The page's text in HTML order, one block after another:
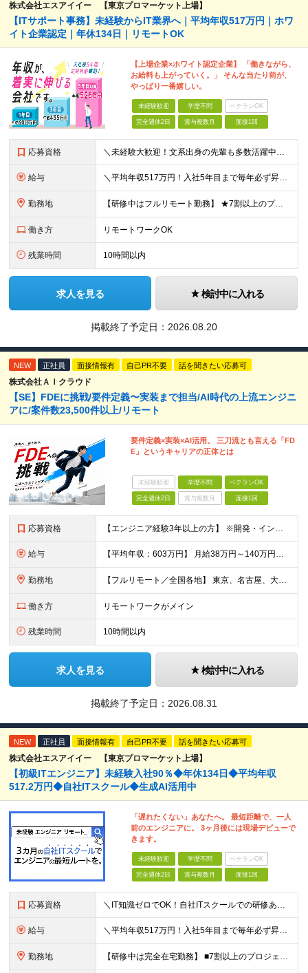
株式会社エスアイイー 【東京プロマーケット上場】
【ITサポート事務】未経験からIT業界へ｜平均年収517万円｜ホワ
イト企業認定｜年休134日｜リモートOK
【上場企業×ホワイト認定企業】 「働きながら、
お給料も上がっていく。」 そんな当たり前が、
やっぱり一番嬉しい。
未経験歓迎 学歴不問 ベテランOK
完全週休2日 賞与複数月 面接1回
応募資格 ＼未経験大歓迎！文系出身の先輩も多数活躍中／ ◆PCスキルに自信のない方も歓迎 ◆完全未経験OK ◆社会人デビューもOK ◆学歴不問 「働きながら少しずつ専門スキルを身につけたい」という意欲重視の採
給与 ＼平均年収517万円！入社5年目まで毎年必ず昇給／ ■賞与年3回 ■年収800万円以上も可 ■入社3年以上の平均年収469.2万円 月給23万2000円以上＋賞与年3回＋各種手当 ☆入社5年目まで最
勤務地 【研修中はフルリモート勤務】 ★7割以上のプロジェクトでリモートワークを導入 ★一都三県のプロジェクト先 ★転居を伴う転勤なし ＜プロジェクト先＞ 東京・神奈川・千葉・埼玉でのプロジェクト先にて勤務
働き方 リモートワークOK
残業時間 10時間以内
求人を見る 検討中に入れる
掲載終了予定日： 2026.08.20
NEW 正社員 面接情報有 自己PR不要 話を聞きたい応募可
株式会社ＡＩクラウド
【SE】FDEに挑戦/要件定義〜実装まで担当/AI時代の上流エンジニ
アに/案件数23,500件以上/リモート
要件定義×実装×AI活用。 三刀流とも言える「FD
E」というキャリアの正体とは
未経験歓迎 学歴不問 ベテランOK
完全週休2日 賞与複数月 面接1回
応募資格 【エンジニア経験3年以上の方】 ※開発・インフラ・工程・言語一切不問 ※文理・学歴不問 【歓迎条件】 ◆Python実務経験がある方 ◆LLM・生成AIを使った開発経験がある方 ◆要件定義・顧客折衝
給与 【平均年収：603万円】 月給38万円～140万円＋諸手当（経験者） 【平均年収603万円】 ※案件の契約内容や昇給額などはすべて開示します。 ※経験や能力を考慮し決定します。 ※月給には固定残業
勤務地 【フルリモート／全国各地】 東京、名古屋、大阪、福岡を中心とした全国のプロジェクトにアサイン。 ※プロジェクトは完全選択制です。 ※フルリモート、ハイブリッド型、常駐案件から自由に選択可能です。 ※転
働き方 リモートワークがメイン
残業時間 10時間以内
求人を見る 検討中に入れる
掲載終了予定日： 2026.08.31
NEW 正社員 面接情報有 自己PR不要 話を聞きたい応募可
株式会社エスアイイー 【東京プロマーケット上場】
【初級ITエンジニア】未経験入社90％◆年休134日◆平均年収
517.2万円◆自社ITスクール◆生成AI活用中
「遅れたくない」あなたへ。 最短距離で、一人
前のエンジニアに。 3ヶ月後には現場デビューで
きます。
未経験歓迎 学歴不問 ベテランOK
完全週休2日 賞与複数月 面接1回
応募資格 ＼IT知識ゼロでOK！自社ITスクールでの研修あり／ ■完全未経験OK(文系出身70％) ■第二新卒歓迎 ■学歴不問 └社会人未経験の方も歓迎します！ 5名以上の採用を予定しているので、同期と入社も
給与 ＼平均年収517万円！入社5年目まで毎年必ず昇給／ ■賞与年3回 ■年収800万円以上も可 ■入社3年以上の平均年収469.2万円 月給23万2000円以上＋賞与年3回＋各種手当 ☆入社5年目まで最
勤務地 【研修中は完全在宅勤務】 ■7割以上のプロジェクトでリモートワークを導入 ■フルリモートもあり ■一都三県のプロジェクト先 ■転居を伴う転勤なし ＜プロジェクト先＞ 東京・神奈川・千葉・埼玉でのプロ